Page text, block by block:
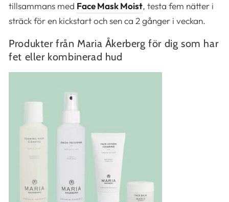
tillsammans med Face Mask Moist, testa fem nätter i
sträck för en kickstart och sen ca 2 gånger i veckan.
Produkter från Maria Åkerberg för dig som har
fet eller kombinerad hud